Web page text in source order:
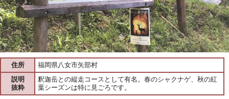
住所
福岡県八女市矢部村
説明
抜粋
釈迦岳との縦走コースとして有名。春のシャクナゲ、秋の紅
葉シーズンは特に見ごろです。